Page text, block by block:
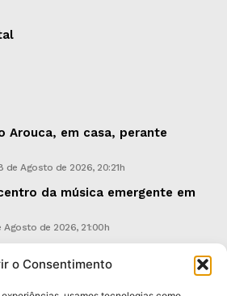
o Consentimento
Arouca, em casa, perante
de Agosto de 2026, 20:21h
da música emergente em
Agosto de 2026, 21:00h